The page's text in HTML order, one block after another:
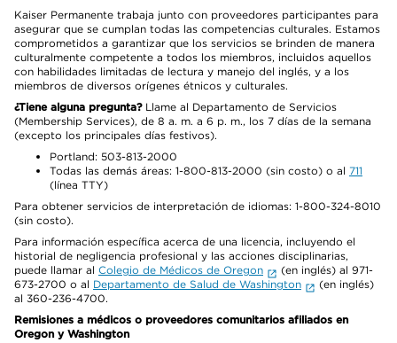
Kaiser Permanente trabaja junto con proveedores participantes para
asegurar que se cumplan todas las competencias culturales. Estamos
comprometidos a garantizar que los servicios se brinden de manera
culturalmente competente a todos los miembros, incluidos aquellos
con habilidades limitadas de lectura y manejo del inglés, y a los
miembros de diversos orígenes étnicos y culturales.
¿Tiene alguna pregunta?Llame al Departamento de Servicios
(Membership Services), de 8 a. m. a 6 p. m., los 7 días de la semana
(excepto los principales días festivos).
Portland: 503-813-2000
Todas las demás áreas: 1-800-813-2000 (sin costo) o al 711
(línea TTY)
Para obtener servicios de interpretación de idiomas: 1-800-324-8010
(sin costo).
Para información específica acerca de una licencia, incluyendo el
historial de negligencia profesional y las acciones disciplinarias,
puede llamar al Colegio de Médicos de Oregon
(en inglés) al 971-
673-2700 o al Departamento de Salud de Washington
(en inglés)
al 360-236-4700.
Remisiones a médicos o proveedores comunitarios afiliados en
Oregon y Washington